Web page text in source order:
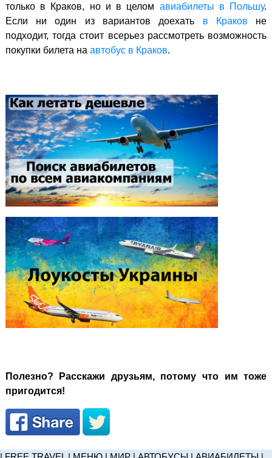
только в Краков, но и в целом авиабилеты в Польшу.
Если ни один из вариантов доехать в Краков не
подходит, тогда стоит всерьез рассмотреть возможность
покупки билета на автобус в Краков.
Полезно? Расскажи друзьям, потому что им тоже
пригодится!